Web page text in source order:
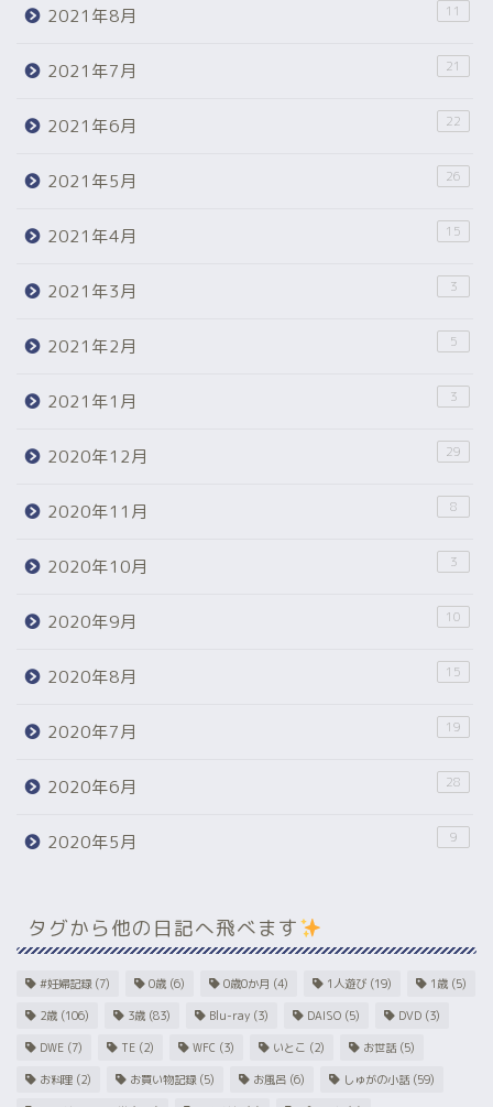
2021年8月 11
2021年7月 21
2021年6月 22
2021年5月 26
2021年4月 15
2021年3月 3
2021年2月 5
2021年1月 3
2020年12月 29
2020年11月 8
2020年10月 3
2020年9月 10
2020年8月 15
2020年7月 19
2020年6月 28
2020年5月 9
タグから他の日記へ飛べます
#妊婦記録 (7) 0歳 (6) 0歳0か月 (4) 1人遊び (19) 1歳 (5)
2歳 (106) 3歳 (83) Blu-ray (3) DAISO (5) DVD (3)
DWE (7) TE (2) WFC (3) いとこ (2) お世話 (5)
お料理 (2) お買い物記録 (5) お風呂 (6) しゅがの小話 (59)